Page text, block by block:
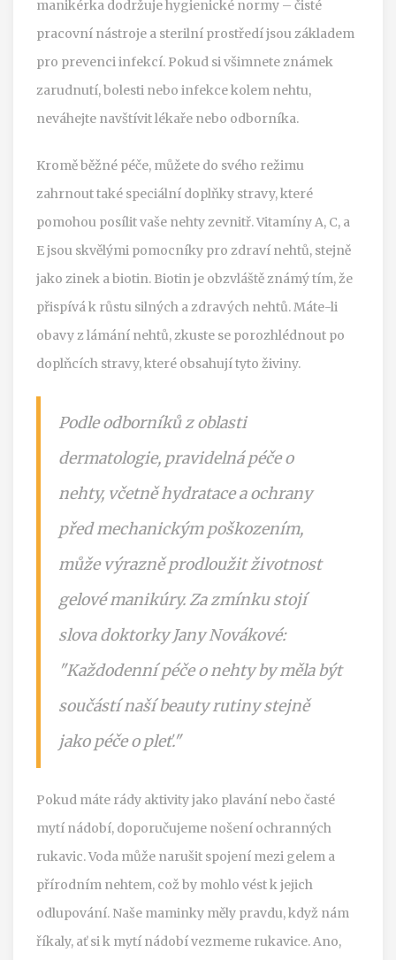
manikérka dodržuje hygienické normy – čisté
pracovní nástroje a sterilní prostředí jsou základem
pro prevenci infekcí. Pokud si všimnete známek
zarudnutí, bolesti nebo infekce kolem nehtu,
neváhejte navštívit lékaře nebo odborníka.
Kromě běžné péče, můžete do svého režimu
zahrnout také speciální doplňky stravy, které
pomohou posílit vaše nehty zevnitř. Vitamíny A, C, a
E jsou skvělými pomocníky pro zdraví nehtů, stejně
jako zinek a biotin. Biotin je obzvláště známý tím, že
přispívá k růstu silných a zdravých nehtů. Máte-li
obavy z lámání nehtů, zkuste se porozhlédnout po
doplňcích stravy, které obsahují tyto živiny.
Podle odborníků z oblasti
dermatologie, pravidelná péče o
nehty, včetně hydratace a ochrany
před mechanickým poškozením,
může výrazně prodloužit životnost
gelové manikúry. Za zmínku stojí
slova doktorky Jany Novákové:
"Každodenní péče o nehty by měla být
součástí naší beauty rutiny stejně
jako péče o pleť."
Pokud máte rády aktivity jako plavání nebo časté
mytí nádobí, doporučujeme nošení ochranných
rukavic. Voda může narušit spojení mezi gelem a
přírodním nehtem, což by mohlo vést k jejich
odlupování. Naše maminky měly pravdu, když nám
říkaly, ať si k mytí nádobí vezmeme rukavice. Ano,